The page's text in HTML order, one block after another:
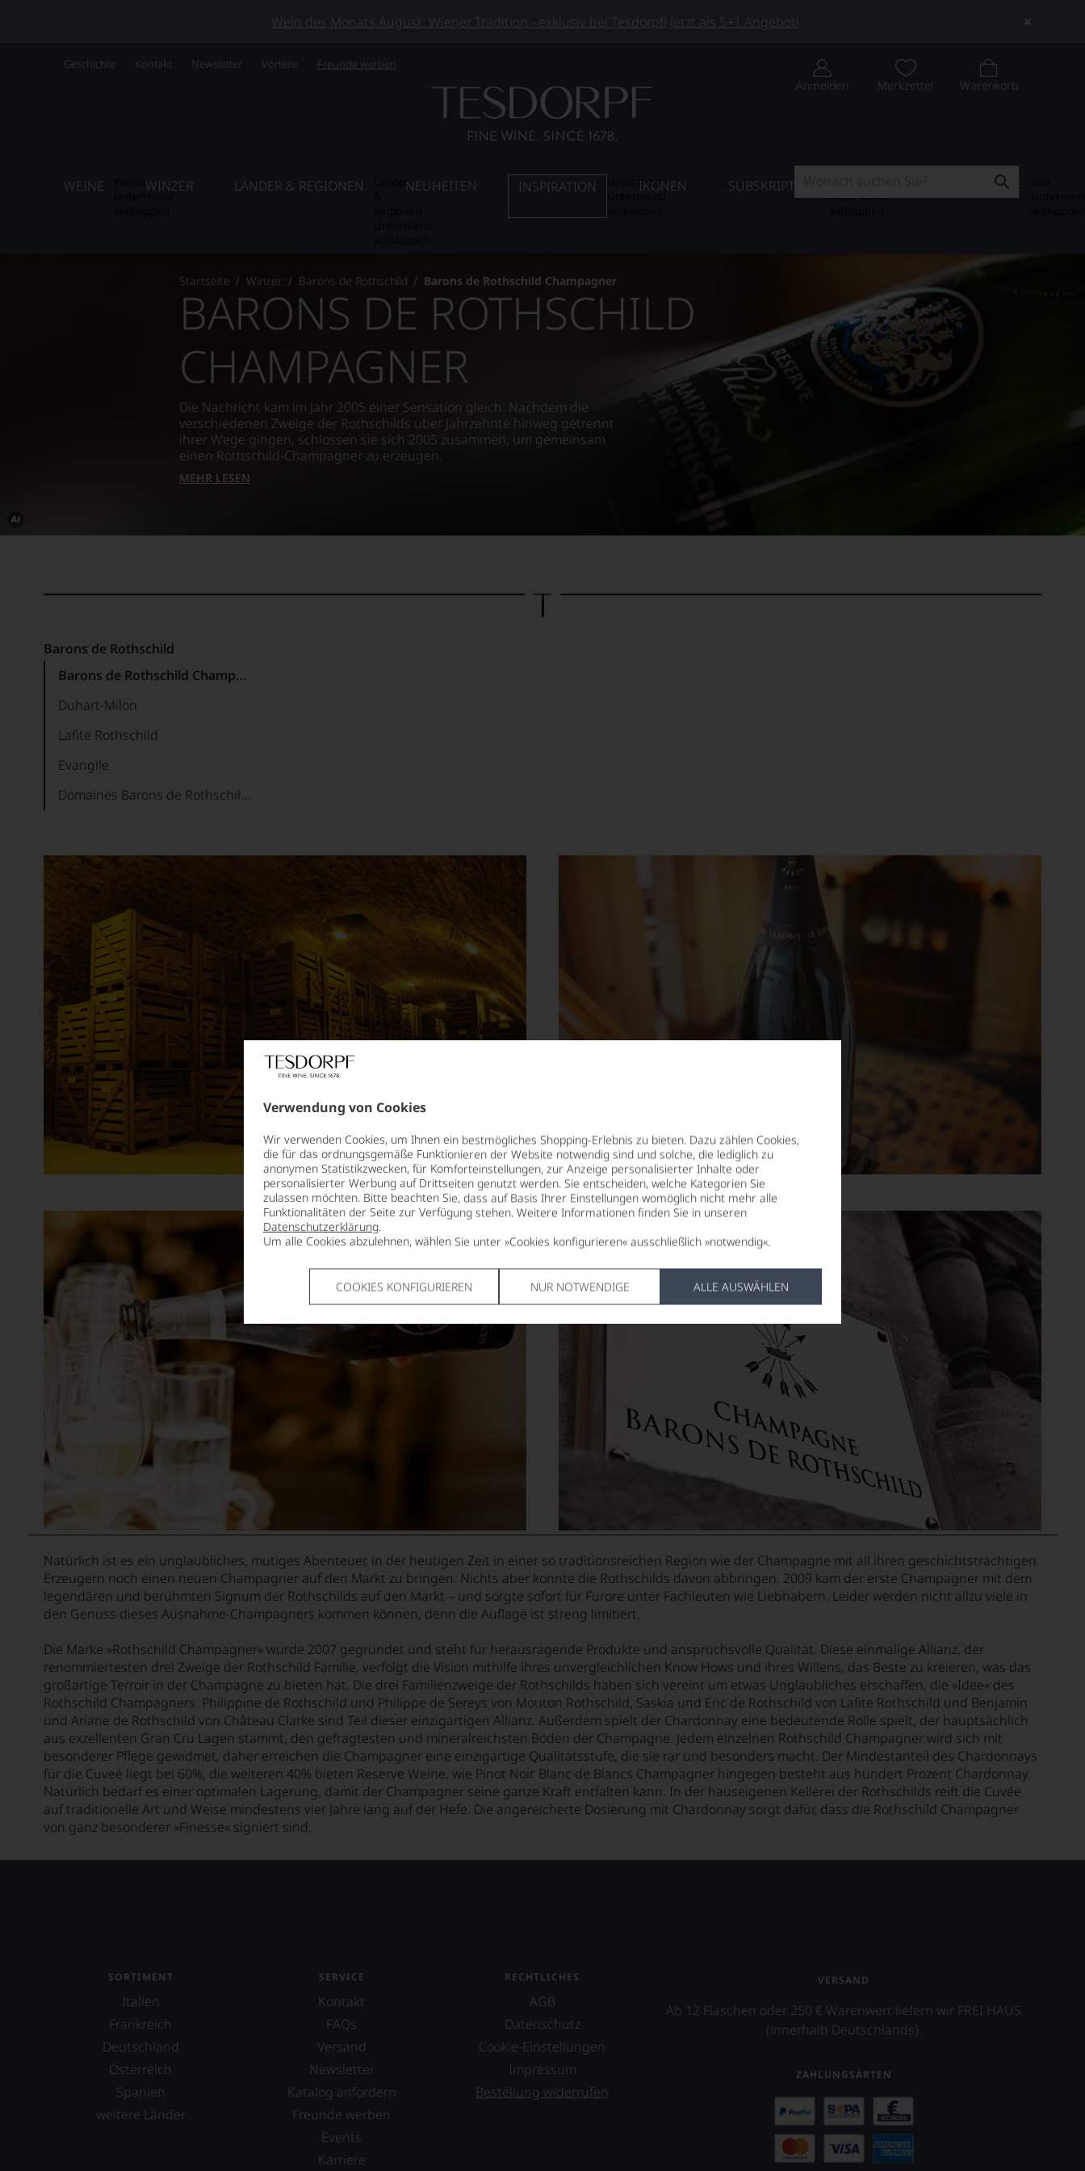
Verwendung von Cookies
Wir verwenden Cookies, um Ihnen ein bestmögliches Shopping-Erlebnis zu bieten. Dazu zählen Cookies,
die für das ordnungsgemäße Funktionieren der Website notwendig sind und solche, die lediglich zu
anonymen Statistikzwecken, für Komforteinstellungen, zur Anzeige personalisierter Inhalte oder
personalisierter Werbung auf Drittseiten genutzt werden. Sie entscheiden, welche Kategorien Sie
zulassen möchten. Bitte beachten Sie, dass auf Basis Ihrer Einstellungen womöglich nicht mehr alle
Funktionalitäten der Seite zur Verfügung stehen. Weitere Informationen finden Sie in unseren
Datenschutzerklärung.
Um alle Cookies abzulehnen, wählen Sie unter »Cookies konfigurieren« ausschließlich »notwendig«.
COOKIES KONFIGURIEREN NUR NOTWENDIGE ALLE AUSWÄHLEN
Wein des Monats August: Wiener Tradition - exklusiv bei Tesdorpf! Jetzt als 5+1 Angebot!
Geschichte Kontakt Newsletter Vorteile Freunde werben
Anmelden Merkzettel Warenkorb
WEINE WINZER LÄNDER & REGIONEN
LänderNEUHEITEN INSPIRATION
InspirationIKONEN SUBSKRIPTION
Untermenü
SALE
Startseite Winzer Barons de Rothschild Barons de Rothschild Champagner
Dieses
BARONS DE ROTHSCHILD
CHAMPAGNER
Die Nachricht kam im Jahr 2005 einer Sensation gleich: Nachdem die
verschiedenen Zweige der Rothschilds über Jahrzehnte hinweg getrennt
ihrer Wege gingen, schlossen sie sich 2005 zusammen, um gemeinsam
einen Rothschild-Champagner zu erzeugen.
MEHR LESEN
Barons de Rothschild
Barons de Rothschild Champagner
Duhart-Milon
Lafite Rothschild
Evangile
Domaines Barons de Rothschild (Lafite)
Natürlich ist es ein unglaubliches, mutiges Abenteuer, in der heutigen Zeit in einer so traditionsreichen Region wie der Champagne mit all ihren geschichtsträchtigen
Erzeugern noch einen neuen Champagner auf den Markt zu bringen. Nichts aber konnte die Rothschilds davon abbringen. 2009 kam der erste Champagner mit dem
legendären und berühmten Signum der Rothschilds auf den Markt – und sorgte sofort für Furore unter Fachleuten wie Liebhabern. Leider werden nicht allzu viele in
den Genuss dieses Ausnahme-Champagners kommen können, denn die Auflage ist streng limitiert.
Die Marke »Rothschild Champagner« wurde 2007 gegründet und steht für herausragende Produkte und anspruchsvolle Qualität. Diese einmalige Allianz, der
renommiertesten drei Zweige der Rothschild Familie, verfolgt die Vision mithilfe ihres unvergleichlichen Know Hows und ihres Willens, das Beste zu kreieren, was das
großartige Terroir in der Champagne zu bieten hat. Die drei Familienzweige der Rothschilds haben sich vereint um etwas Unglaubliches erschaffen, die »Idee« des
Rothschild Champagners. Philippine de Rothschild und Philippe de Sereys von Mouton Rothschild, Saskia und Eric de Rothschild von Lafite Rothschild und Benjamin
und Ariane de Rothschild von Château Clarke sind Teil dieser einzigartigen Allianz. Außerdem spielt der Chardonnay eine bedeutende Rolle spielt, der hauptsächlich
aus exzellenten Gran Cru Lagen stammt, den gefragtesten und mineralreichsten Böden der Champagne. Jedem einzelnen Rothschild Champagner wird sich mit
besonderer Pflege gewidmet, daher erreichen die Champagner eine einzigartige Qualitätsstufe, die sie rar und besonders macht. Der Mindestanteil des Chardonnays
für die Cuveé liegt bei 60%, die weiteren 40% bieten Reserve Weine, wie Pinot Noir. Blanc de Blancs Champagner hingegen besteht aus hundert Prozent Chardonnay.
Natürlich bedarf es einer optimalen Lagerung, damit der Champagner seine ganze Kraft entfalten kann. In der hauseigenen Kellerei der Rothschilds reift die Cuvée
auf traditionelle Art und Weise mindestens vier Jahre lang auf der Hefe. Die angereicherte Dosierung mit Chardonnay sorgt dafür, dass die Rothschild Champagner
von ganz besonderer »Finesse« signiert sind.
SORTIMENT
Italien
Frankreich
Deutschland
Österreich
Spanien
weitere Länder
SERVICE
Kontakt
FAQs
Versand
Newsletter
Katalog anfordern
Freunde werben
Events
Karriere
RECHTLICHES
AGB
Datenschutz
Cookie-Einstellungen
Impressum
Bestellung widerrufen
VERSAND
Ab 12 Flaschen oder 250 € Warenwert liefern wir FREI HAUS
(innerhalb Deutschlands).
ZAHLUNGSARTEN